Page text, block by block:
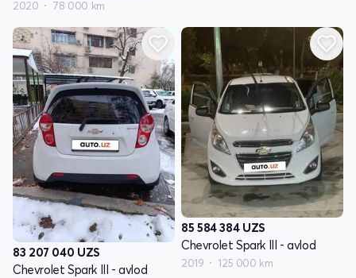
2020 78 000 km
83 207 040 UZS
Chevrolet Spark III - avlod
85 584 384 UZS
Chevrolet Spark III - avlod
2019 125 000 km